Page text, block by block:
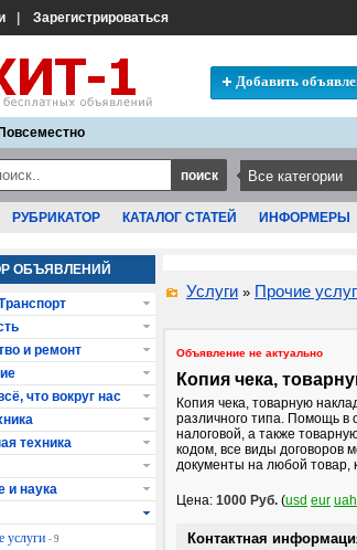
Зарегистрироваться
Добавить
РУБРИКАТОР КАТАЛОГ СТАТЕЙ ИНФОРМЕРЫ
Услуги » Прочие
Объявление не актуально
Копия чека,
Копия чека, товарную
различного типа. Помощь
налоговой, а также
кодом, все виды договоров
документы на любой
Цена: 1000 Руб. (usd eur uah
Контактная
ОБЪЯВЛЕНИЙ
и ремонт
что вокруг нас
техника
и наука
услуги - 9